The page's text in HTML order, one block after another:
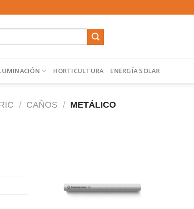
HORTICULTURA ENERGÍA SOLAR
/ CAÑOS / METÁLICO